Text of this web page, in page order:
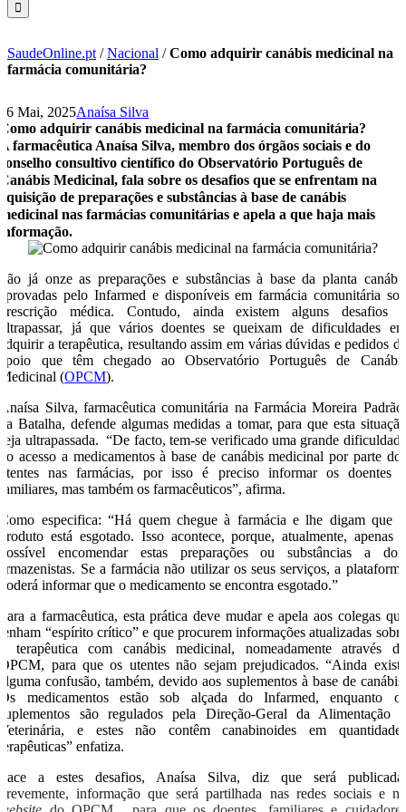
SaudeOnline.pt /Nacional /Como adquirir canábis medicinal na
farmácia comunitária?
26 Mai, 2025Anaísa Silva
Como adquirir canábis medicinal na farmácia comunitária?
A farmacêutica Anaísa Silva, membro dos órgãos sociais e do
conselho consultivo científico do Observatório Português de
Canábis Medicinal, fala sobre os desafios que se enfrentam na
aquisição de preparações e substâncias à base de canábis
medicinal nas farmácias comunitárias e apela a que haja mais
informação.
São já onze as preparações e substâncias à base da planta canábis
aprovadas pelo Infarmed e disponíveis em farmácia comunitária sob
prescrição médica. Contudo, ainda existem alguns desafios a
ultrapassar, já que vários doentes se queixam de dificuldades em
adquirir a terapêutica, resultando assim em várias dúvidas e pedidos de
apoio que têm chegado ao Observatório Português de Canábis
Medicinal (OPCM).
Anaísa Silva, farmacêutica comunitária na Farmácia Moreira Padrão,
na Batalha, defende algumas medidas a tomar, para que esta situação
seja ultrapassada. “De facto, tem-se verificado uma grande dificuldade
no acesso a medicamentos à base de canábis medicinal por parte dos
utentes nas farmácias, por isso é preciso informar os doentes e
familiares, mas também os farmacêuticos”, afirma.
Como especifica: “Há quem chegue à farmácia e lhe digam que o
produto está esgotado. Isso acontece, porque, atualmente, apenas é
possível encomendar estas preparações ou substâncias a dois
armazenistas. Se a farmácia não utilizar os seus serviços, a plataforma
poderá informar que o medicamento se encontra esgotado.”
Para a farmacêutica, esta prática deve mudar e apela aos colegas que
tenham “espírito crítico” e que procurem informações atualizadas sobre
a terapêutica com canábis medicinal, nomeadamente através do
OPCM, para que os utentes não sejam prejudicados. “Ainda existe
alguma confusão, também, devido aos suplementos à base de canábis.
Os medicamentos estão sob alçada do Infarmed, enquanto os
suplementos são regulados pela Direção-Geral da Alimentação e
Veterinária, e estes não contêm canabinoides em quantidades
terapêuticas” enfatiza.
Face a estes desafios, Anaísa Silva, diz que será publicada,
brevemente, informação que será partilhada nas redes sociais e no